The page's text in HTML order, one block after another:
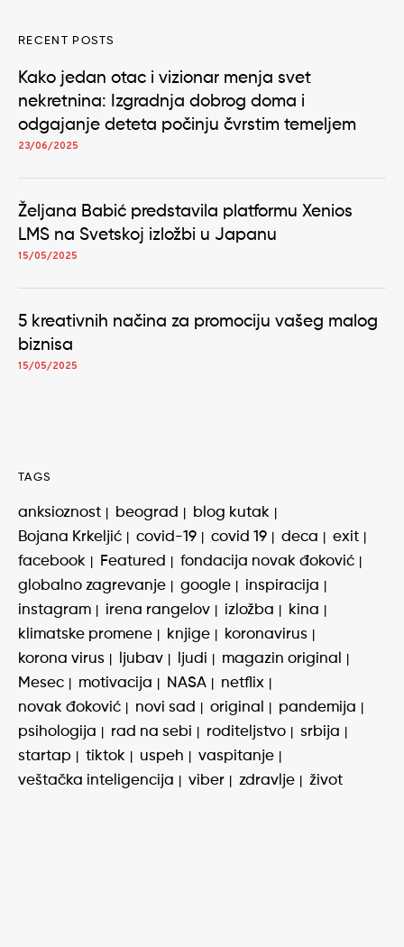
RECENT POSTS
Kako jedan otac i vizionar menja svet
nekretnina: Izgradnja dobrog doma i
odgajanje deteta počinju čvrstim temeljem
23/06/2025
Željana Babić predstavila platformu Xenios
LMS na Svetskoj izložbi u Japanu
15/05/2025
5 kreativnih načina za promociju vašeg malog
biznisa
15/05/2025
TAGS
anksioznost beograd
blog kutak
Bojana Krkeljić
covid-19 covid 19 deca
exit
facebook
Featured
fondacija novak đoković
globalno zagrevanje
google
inspiracija
instagram
irena rangelov izložba
kina
klimatske promene
knjige
koronavirus
korona virus
ljubav ljudi
magazin original
Mesec
motivacija NASA
netflix
novak đoković
novi sad original
pandemija
psihologija
rad na sebi roditeljstvo
srbija
startap
tiktok uspeh
vaspitanje
veštačka inteligencija
viber zdravlje život